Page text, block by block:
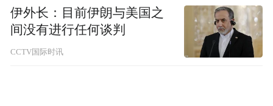
伊外长：目前伊朗与美国之
间没有进行任何谈判
CCTV国际时讯